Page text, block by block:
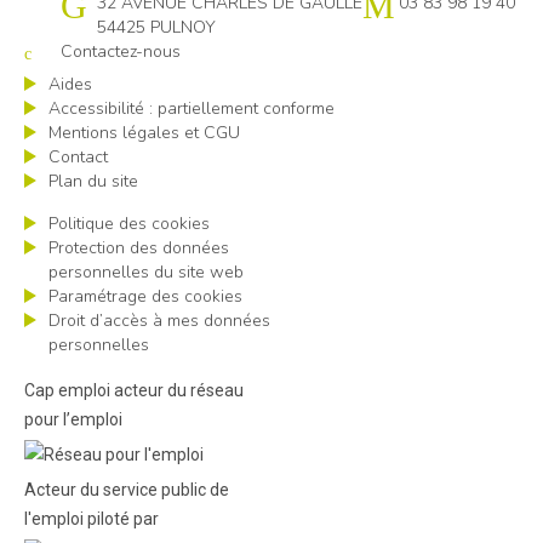
54425 PULNOY
Contactez-nous
Aides
Accessibilité : partiellement conforme
Mentions légales et CGU
Contact
Plan du site
Politique des cookies
Protection des données
personnelles du site web
Paramétrage des cookies
Droit d’accès à mes données
personnelles
Cap emploi acteur du réseau
pour l’emploi
Acteur du service public de
l'emploi piloté par